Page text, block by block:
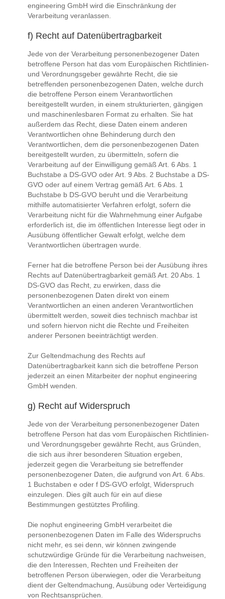
engineering GmbH wird die Einschränkung der
Verarbeitung veranlassen.
f) Recht auf Datenübertragbarkeit
Jede von der Verarbeitung personenbezogener Daten
betroffene Person hat das vom Europäischen Richtlinien-
und Verordnungsgeber gewährte Recht, die sie
betreffenden personenbezogenen Daten, welche durch
die betroffene Person einem Verantwortlichen
bereitgestellt wurden, in einem strukturierten, gängigen
und maschinenlesbaren Format zu erhalten. Sie hat
außerdem das Recht, diese Daten einem anderen
Verantwortlichen ohne Behinderung durch den
Verantwortlichen, dem die personenbezogenen Daten
bereitgestellt wurden, zu übermitteln, sofern die
Verarbeitung auf der Einwilligung gemäß Art. 6 Abs. 1
Buchstabe a DS-GVO oder Art. 9 Abs. 2 Buchstabe a DS-
GVO oder auf einem Vertrag gemäß Art. 6 Abs. 1
Buchstabe b DS-GVO beruht und die Verarbeitung
mithilfe automatisierter Verfahren erfolgt, sofern die
Verarbeitung nicht für die Wahrnehmung einer Aufgabe
erforderlich ist, die im öffentlichen Interesse liegt oder in
Ausübung öffentlicher Gewalt erfolgt, welche dem
Verantwortlichen übertragen wurde.
Ferner hat die betroffene Person bei der Ausübung ihres
Rechts auf Datenübertragbarkeit gemäß Art. 20 Abs. 1
DS-GVO das Recht, zu erwirken, dass die
personenbezogenen Daten direkt von einem
Verantwortlichen an einen anderen Verantwortlichen
übermittelt werden, soweit dies technisch machbar ist
und sofern hiervon nicht die Rechte und Freiheiten
anderer Personen beeinträchtigt werden.
Zur Geltendmachung des Rechts auf
Datenübertragbarkeit kann sich die betroffene Person
jederzeit an einen Mitarbeiter der nophut engineering
GmbH wenden.
g) Recht auf Widerspruch
Jede von der Verarbeitung personenbezogener Daten
betroffene Person hat das vom Europäischen Richtlinien-
und Verordnungsgeber gewährte Recht, aus Gründen,
die sich aus ihrer besonderen Situation ergeben,
jederzeit gegen die Verarbeitung sie betreffender
personenbezogener Daten, die aufgrund von Art. 6 Abs.
1 Buchstaben e oder f DS-GVO erfolgt, Widerspruch
einzulegen. Dies gilt auch für ein auf diese
Bestimmungen gestütztes Profiling.
Die nophut engineering GmbH verarbeitet die
personenbezogenen Daten im Falle des Widerspruchs
nicht mehr, es sei denn, wir können zwingende
schutzwürdige Gründe für die Verarbeitung nachweisen,
die den Interessen, Rechten und Freiheiten der
betroffenen Person überwiegen, oder die Verarbeitung
dient der Geltendmachung, Ausübung oder Verteidigung
von Rechtsansprüchen.